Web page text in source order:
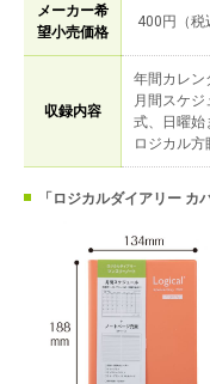
メーカー希
望小売価格
400円（税
収録内容
年間カレン
月間スケ
式、日曜始
ロジカル方
「ロジカルダイアリー カ